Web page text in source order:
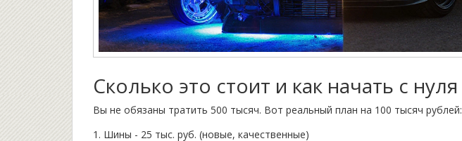
Сколько это стоит и как начать с нуля
Вы не обязаны тратить 500 тысяч. Вот реальный план на 100 тысяч рублей:
Шины - 25 тыс. руб. (новые, качественные)